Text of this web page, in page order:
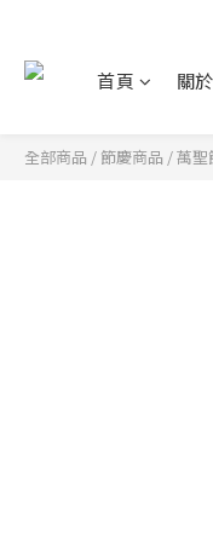
首頁 關
全部商品 / 節慶商品 /萬聖